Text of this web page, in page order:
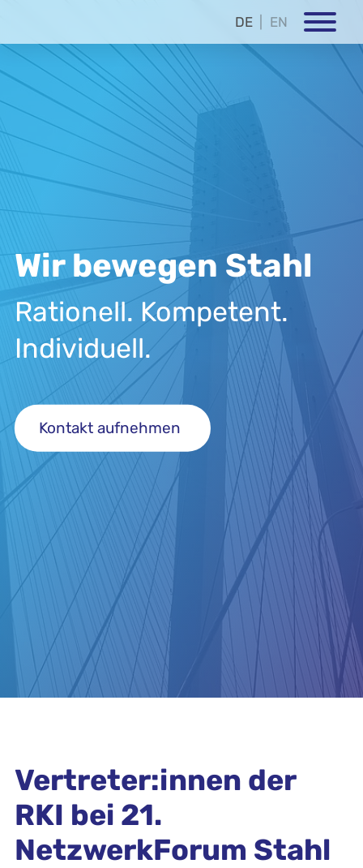
DE EN
Wir bewegen Stahl
Rationell. Kompetent.
Individuell.
Kontakt aufnehmen
Vertreter:innen der
RKI bei 21.
NetzwerkForum Stahl